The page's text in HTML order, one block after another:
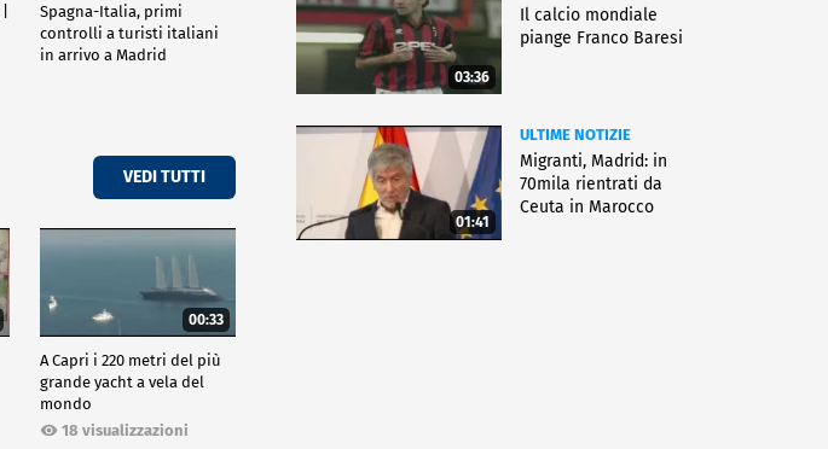
Spagna-Italia, primi
controlli a turisti italiani
in arrivo a Madrid
VEDI TUTTI
00:33
A Capri i 220 metri del più
grande yacht a vela del
mondo
18 visualizzazioni
03:36
Il calcio mondiale
piange Franco Baresi
01:41
ULTIME NOTIZIE
Migranti, Madrid: in
70mila rientrati da
Ceuta in Marocco